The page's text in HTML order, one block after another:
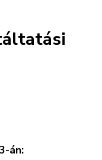
án: